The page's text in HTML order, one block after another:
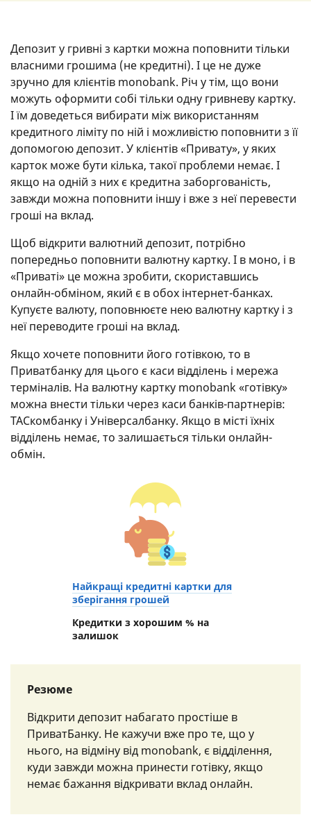
Депозит у гривні з картки можна поповнити тільки
власними грошима (не кредитні). І це не дуже
зручно для клієнтів monobank. Річ у тім, що вони
можуть оформити собі тільки одну гривневу картку.
І їм доведеться вибирати між використанням
кредитного ліміту по ній і можливістю поповнити з її
допомогою депозит. У клієнтів «Привату», у яких
карток може бути кілька, такої проблеми немає. І
якщо на одній з них є кредитна заборгованість,
завжди можна поповнити іншу і вже з неї перевести
гроші на вклад.
Щоб відкрити валютний депозит, потрібно
попередньо поповнити валютну картку. І в моно, і в
«Приваті» це можна зробити, скориставшись
онлайн-обміном, який є в обох інтернет-банках.
Купуєте валюту, поповнюєте нею валютну картку і з
неї переводите гроші на вклад.
Якщо хочете поповнити його готівкою, то в
Приватбанку для цього є каси відділень і мережа
терміналів. На валютну картку monobank «готівку»
можна внести тільки через каси банків-партнерів:
ТАСкомбанку і Універсалбанку. Якщо в місті їхніх
відділень немає, то залишається тільки онлайн-
обмін.
Найкращі кредитні картки для
зберігання грошей
Кредитки з хорошим % на
залишок
Резюме
Відкрити депозит набагато простіше в
ПриватБанку. Не кажучи вже про те, що у
нього, на відміну від monobank, є відділення,
куди завжди можна принести готівку, якщо
немає бажання відкривати вклад онлайн.